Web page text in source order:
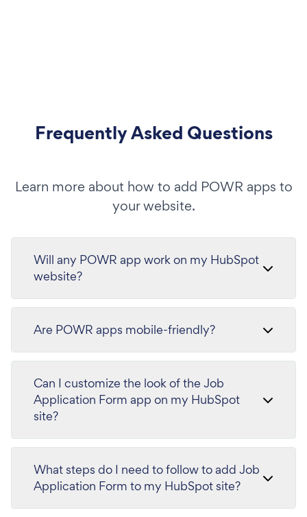
Frequently Asked Questions
Learn more about how to add POWR apps to
your website.
Will any POWR app work on my HubSpot
website?
Are POWR apps mobile-friendly?
Can I customize the look of the Job
Application Form app on my HubSpot
site?
What steps do I need to follow to add Job
Application Form to my HubSpot site?